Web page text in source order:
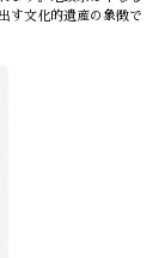
す文化的遺産の象徴で